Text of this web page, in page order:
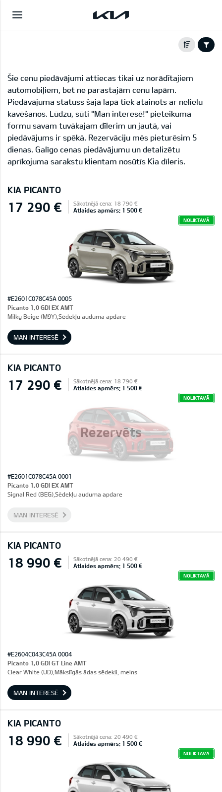
Šie cenu piedāvājumi attiecas tikai uz norādītajiem
automobiļiem, bet ne parastajām cenu lapām.
Piedāvājuma statuss šajā lapā tiek atainots ar nelielu
kavēšanos. Lūdzu, sūti "Man interesē!" pieteikuma
formu savam tuvākajam dīlerim un jautā, vai
piedāvājums ir spēkā. Rezervāciju mēs pieturēsim 5
dienas. Galīgo cenas piedāvājumu un detalizētu
aprīkojuma sarakstu klientam nosūtīs Kia dīleris.
KIA PICANTO
17 290 € Sākotnējā cena: 18 790 €
Atlaides apmērs: 1 500 €
NOLIKTAVĀ
#E2601C078C45A 0005
Picanto 1,0 GDI EX AMT
Milky Beige (M9Y),Sēdekļu auduma apdare
MAN INTERESĒ
KIA PICANTO
Rezervēts
17 290 € Sākotnējā cena: 18 790 €
Atlaides apmērs: 1 500 €
NOLIKTAVĀ
#E2601C078C45A 0001
Picanto 1,0 GDI EX AMT
Signal Red (BEG),Sēdekļu auduma apdare
MAN INTERESĒ
KIA PICANTO
18 990 € Sākotnējā cena: 20 490 €
Atlaides apmērs: 1 500 €
NOLIKTAVĀ
#E2604C043C45A 0004
Picanto 1,0 GDI GT Line AMT
Clear White (UD),Mākslīgās ādas sēdekļi, melns
MAN INTERESĒ
KIA PICANTO
18 990 € Sākotnējā cena: 20 490 €
Atlaides apmērs: 1 500 €
NOLIKTAVĀ